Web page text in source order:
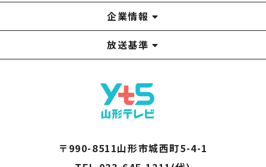
YTSニュース
番組
アナウンサー
プレゼント
イベント
みるるん星人
YTS見学ツアー
番組表
お問い合わせ
企業情報
企業情報
役員構成
YTS山形テレビ SDGs 宣言
採用情報
山形テレビ人権方針
山形テレビ国民保護業務計画提出文
個人情報基本方針
情報セキュリティ基本方針
視聴データの取扱いについて
系列局一覧
中継局一覧
放送基準
〒990-8511山形市城西町5-4-1